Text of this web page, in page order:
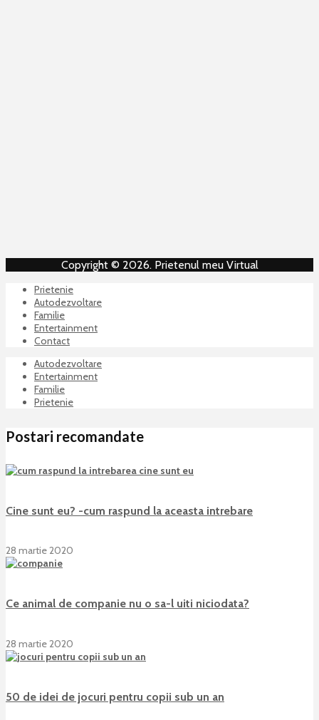
Copyright © 2026. Prietenul meu Virtual
Prietenie
Autodezvoltare
Familie
Entertainment
Contact
Autodezvoltare
Entertainment
Familie
Prietenie
Postari recomandate
Cine sunt eu? -cum raspund la aceasta intrebare
28 martie 2020
Ce animal de companie nu o sa-l uiti niciodata?
28 martie 2020
50 de idei de jocuri pentru copii sub un an